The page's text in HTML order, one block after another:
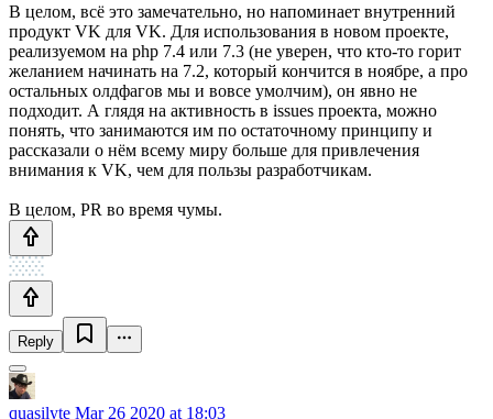
В целом, всё это замечательно, но напоминает внутренний
продукт VK для VK. Для использования в новом проекте,
реализуемом на php 7.4 или 7.3 (не уверен, что кто-то горит
желанием начинать на 7.2, который кончится в ноябре, а про
остальных олдфагов мы и вовсе умолчим), он явно не
подходит. А глядя на активность в issues проекта, можно
понять, что занимаются им по остаточному принципу и
рассказали о нём всему миру больше для привлечения
внимания к VK, чем для пользы разработчикам.
В целом, PR во время чумы.
Reply
quasilyte Mar 26 2020 at 18:03